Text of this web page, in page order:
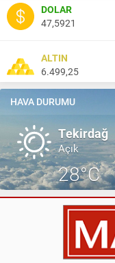
Nail Kazanç
10 Mart
HAYDİ
Salih Canikli
5 Kasım
TEKİRDAĞ
DOLAR
47,5921
ALTIN
6.499,25
HAVA DURUMU
Tekirdağ
Açık
28°C